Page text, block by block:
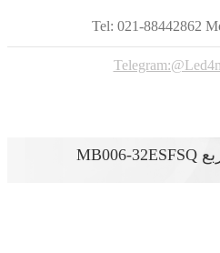
Tel: 021-88442862